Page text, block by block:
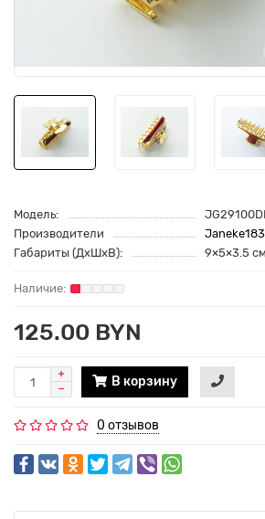
Модель:
Производители
Габариты (ДхШхВ):
9×5×3.5 см
125.00 BYN
В корзину
0 отзывов